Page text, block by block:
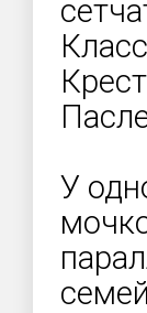
У